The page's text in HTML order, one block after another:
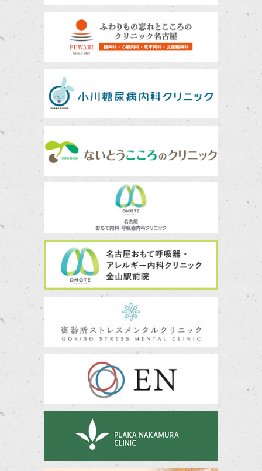
7/12（日・特別診療）　鎮静可３枠 ／ 鎮静不可 １枠
7/13（月）　鎮静可３枠 ／ 鎮静不可 １枠
ご予約について
胃カメラ・大腸カメラ同日施行も可能です（条件あり）
https://tenpakubashi-cl.reserve.ne.jp/sp/
052-808-7201
2026.06.01
令和８年７月２３日から２８日は夏季休暇となります。